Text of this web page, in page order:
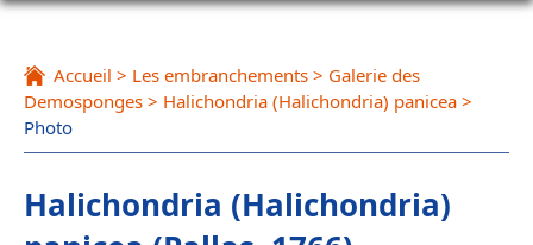
Accueil > Les embranchements > Galerie des
Demosponges > Halichondria (Halichondria) panicea >
Photo
Halichondria (Halichondria)